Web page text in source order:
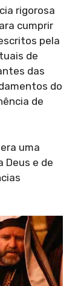
rigorosa
cumprir
pela
de
das
do
de
uma
Deus e de